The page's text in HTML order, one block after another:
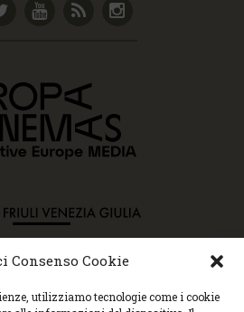
Consenso Cookie
utilizziamo tecnologie come i cookie
Tutti i diritti riservati. Nessun
copiato o manipolato. Accedendo al